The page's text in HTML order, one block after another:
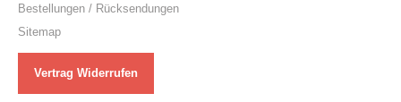
Bestellungen / Rücksendungen
Sitemap
Vertrag Widerrufen